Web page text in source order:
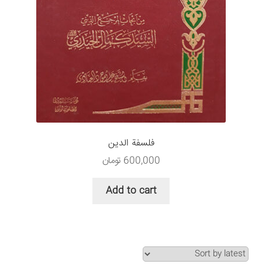
حساب کاربری من
قوانین و مقررات
فلسفة الدین
600,000 تومان
Add to cart